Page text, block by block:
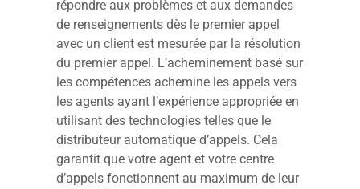
répondre aux problèmes et aux demandes
de renseignements dès le premier appel
avec un client est mesurée par la résolution
du premier appel. L’acheminement basé sur
les compétences achemine les appels vers
les agents ayant l’expérience appropriée en
utilisant des technologies telles que le
distributeur automatique d’appels. Cela
garantit que votre agent et votre centre
d’appels fonctionnent au maximum de leur